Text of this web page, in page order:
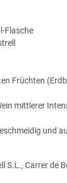
Flasche
Früchten
mittlerer
und
S.L., Carrer de